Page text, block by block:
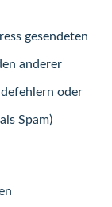
gesendeten
anderer
oder
Spam)